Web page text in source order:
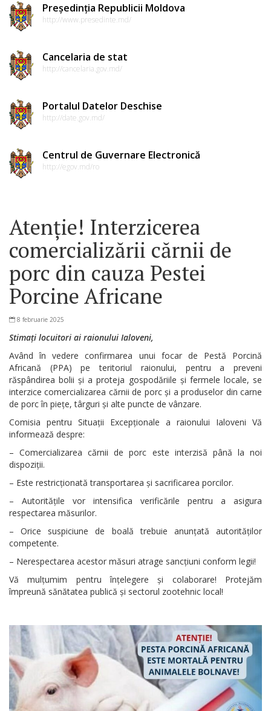
Președinția Republicii Moldova
http://www.presedinte.md/
Cancelaria de stat
http://cancelaria.gov.md/
Portalul Datelor Deschise
http://date.gov.md/
Centrul de Guvernare Electronică
http://egov.md/ro
Atenție! Interzicerea
comercializării cărnii de
porc din cauza Pestei
Porcine Africane
8 februarie 2025
Stimați locuitori ai raionului Ialoveni,
Având în vedere confirmarea unui focar de Pestă Porcină
Africană (PPA) pe teritoriul raionului, pentru a preveni
răspândirea bolii și a proteja gospodăriile și fermele locale, se
interzice comercializarea cărnii de porc și a produselor din carne
de porc în piețe, târguri și alte puncte de vânzare.
Comisia pentru Situații Excepționale a raionului Ialoveni Vă
informează despre:
– Comercializarea cărnii de porc este interzisă până la noi
dispoziții.
– Este restricționată transportarea și sacrificarea porcilor.
– Autoritățile vor intensifica verificările pentru a asigura
respectarea măsurilor.
– Orice suspiciune de boală trebuie anunțată autorităților
competente.
– Nerespectarea acestor măsuri atrage sancțiuni conform legii!
Vă mulțumim pentru înțelegere și colaborare! Protejăm
împreună sănătatea publică și sectorul zootehnic local!